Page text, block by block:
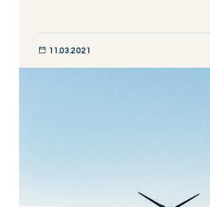
11.03.2021